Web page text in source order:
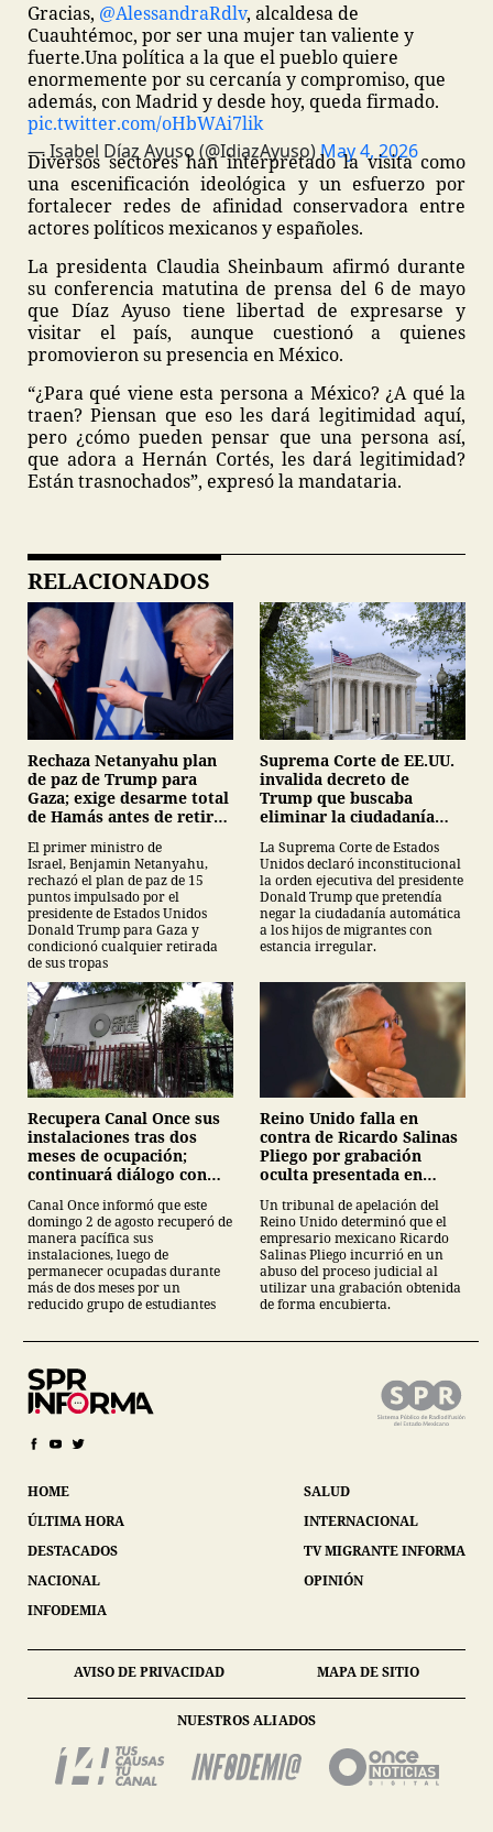
Gracias, @AlessandraRdlv, alcaldesa de
Cuauhtémoc, por ser una mujer tan valiente y
fuerte.Una política a la que el pueblo quiere
enormemente por su cercanía y compromiso, que
además, con Madrid y desde hoy, queda firmado.
pic.twitter.com/oHbWAi7lik
— Isabel Díaz Ayuso (@IdiazAyuso)May 4, 2026
Diversos sectores han interpretado la visita como
una escenificación ideológica y un esfuerzo por
fortalecer redes de afinidad conservadora entre
actores políticos mexicanos y españoles.
La presidenta Claudia Sheinbaum afirmó durante
su conferencia matutina de prensa del 6 de mayo
que Díaz Ayuso tiene libertad de expresarse y
visitar el país, aunque cuestionó a quienes
promovieron su presencia en México.
“¿Para qué viene esta persona a México? ¿A qué la
traen? Piensan que eso les dará legitimidad aquí,
pero ¿cómo pueden pensar que una persona así,
que adora a Hernán Cortés, les dará legitimidad?
Están trasnochados”, expresó la mandataria.
RELACIONADOS
Rechaza Netanyahu plan
de paz de Trump para
Gaza; exige desarme total
de Hamás antes de retirar
El primer ministro de
Israel, Benjamin Netanyahu,
rechazó el plan de paz de 15
puntos impulsado por el
presidente de Estados Unidos
Donald Trump para Gaza y
condicionó cualquier retirada
de sus tropas
Suprema Corte de EE.UU.
invalida decreto de
Trump que buscaba
eliminar la ciudadanía
La Suprema Corte de Estados
Unidos declaró inconstitucional
la orden ejecutiva del presidente
Donald Trump que pretendía
negar la ciudadanía automática
a los hijos de migrantes con
estancia irregular.
Recupera Canal Once sus
instalaciones tras dos
meses de ocupación;
continuará diálogo con
Canal Once informó que este
domingo 2 de agosto recuperó de
manera pacífica sus
instalaciones, luego de
permanecer ocupadas durante
más de dos meses por un
reducido grupo de estudiantes
Reino Unido falla en
contra de Ricardo Salinas
Pliego por grabación
oculta presentada en
Un tribunal de apelación del
Reino Unido determinó que el
empresario mexicano Ricardo
Salinas Pliego incurrió en un
abuso del proceso judicial al
utilizar una grabación obtenida
de forma encubierta.
HOME
ÚLTIMA HORA
DESTACADOS
NACIONAL
INFODEMIA
SALUD
INTERNACIONAL
TV MIGRANTE INFORMA
OPINIÓN
AVISO DE PRIVACIDAD MAPA DE SITIO
NUESTROS ALIADOS